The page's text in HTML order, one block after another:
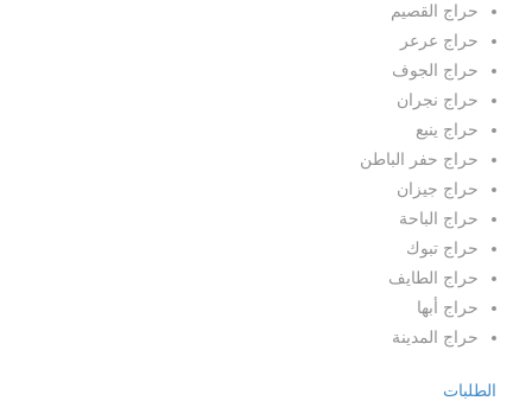
حراج القصيم
حراج عرعر
حراج الجوف
حراج نجران
حراج ينبع
حراج حفر الباطن
حراج جيزان
حراج الباحة
حراج تبوك
حراج الطايف
حراج أبها
حراج المدينة
الطلبات